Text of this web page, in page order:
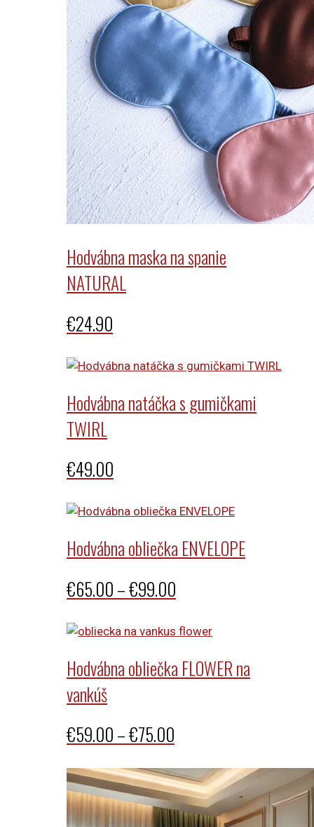
Hodvábna maska na spanie
NATURAL
€24.90
Hodvábna natáčka s gumičkami
TWIRL
€49.00
Hodvábna obliečka ENVELOPE
€65.00–€99.00
€65.00
through
Hodvábna obliečka FLOWER na
vankúš
€59.00–€75.00
€59.00
through